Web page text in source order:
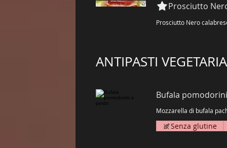
Prosciutto
Prosciutto Nero
ANTIPASTI
Bufala
Mozzarella di bufala
Senza glutine